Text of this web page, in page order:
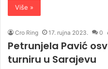
Više »
Cro Ring 17. rujna 2023. 0
Petrunjela Pavić
turniru u Sarajevu